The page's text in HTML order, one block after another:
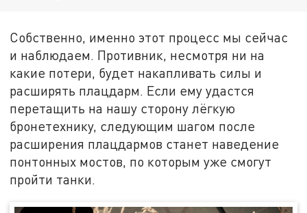
Собственно, именно этот процесс мы сейчас
и наблюдаем. Противник, несмотря ни на
какие потери, будет накапливать силы и
расширять плацдарм. Если ему удастся
перетащить на нашу сторону лёгкую
бронетехнику, следующим шагом после
расширения плацдармов станет наведение
понтонных мостов, по которым уже смогут
пройти танки.